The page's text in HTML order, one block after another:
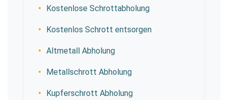
Kostenlose Schrottabholung
Kostenlos Schrott entsorgen
Altmetall Abholung
Metallschrott Abholung
Kupferschrott Abholung